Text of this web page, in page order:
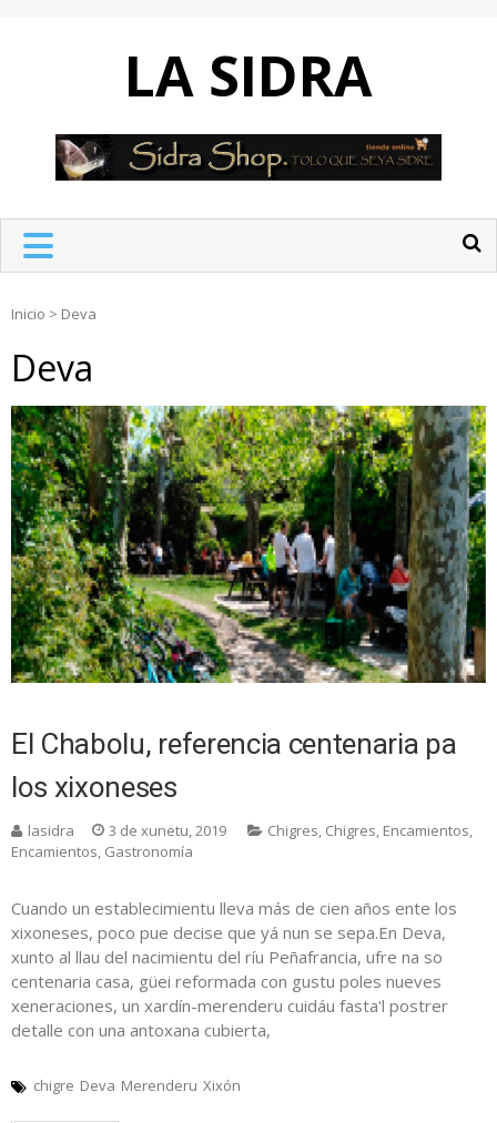
LA SIDRA
Inicio > Deva
Deva
El Chabolu, referencia centenaria pa
los xixoneses
lasidra 3 de xunetu, 2019 Chigres, Chigres, Encamientos,
Encamientos, Gastronomía
Cuando un establecimientu lleva más de cien años ente los
xixoneses, poco pue decise que yá nun se sepa.En Deva,
xunto al llau del nacimientu del ríu Peñafrancia, ufre na so
centenaria casa, güei reformada con gustu poles nueves
xeneraciones, un xardín-merenderu cuidáu fasta'l postrer
detalle con una antoxana cubierta,
chigre Deva Merenderu Xixón